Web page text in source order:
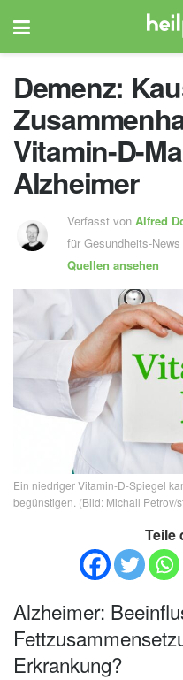
Demenz:
Vitamin-D-
Alzheimer
Verfasst vonAlfred
für Gesundheits-News
Quellen ansehen
Ein niedriger Vitamin-D-Spiegel
begünstigen. (Bild: Michail Petrov/
Teile
Alzheimer:
Erkrankung?